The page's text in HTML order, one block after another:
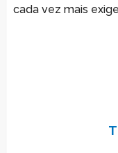
cada vez mais